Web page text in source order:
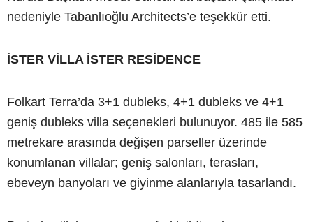
nedeniyle Tabanlıoğlu Architects’e teşekkür etti.
İSTER VİLLA İSTER RESİDENCE
Folkart Terra’da 3+1 dubleks, 4+1 dubleks ve 4+1
geniş dubleks villa seçenekleri bulunuyor. 485 ile 585
metrekare arasında değişen parseller üzerinde
konumlanan villalar; geniş salonları, terasları,
ebeveyn banyoları ve giyinme alanlarıyla tasarlandı.